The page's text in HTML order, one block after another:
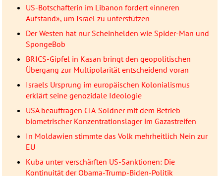
US-Botschafterin im Libanon fordert «inneren
Aufstand», um Israel zu unterstützen
Der Westen hat nur Scheinhelden wie Spider-Man und
SpongeBob
BRICS-Gipfel in Kasan bringt den geopolitischen
Übergang zur Multipolarität entscheidend voran
Israels Ursprung im europäischen Kolonialismus
erklärt seine genozidale Ideologie
USA beauftragen CIA-Söldner mit dem Betrieb
biometrischer Konzentrationslager im Gazastreifen
In Moldawien stimmte das Volk mehrheitlich Nein zur
EU
Kuba unter verschärften US-Sanktionen: Die
Kontinuität der Obama-Trump-Biden-Politik